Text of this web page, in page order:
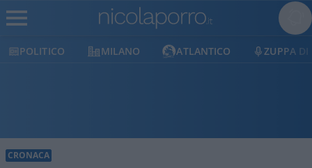
MILANO ATLANTICO ZUPPA DI
CRONACA